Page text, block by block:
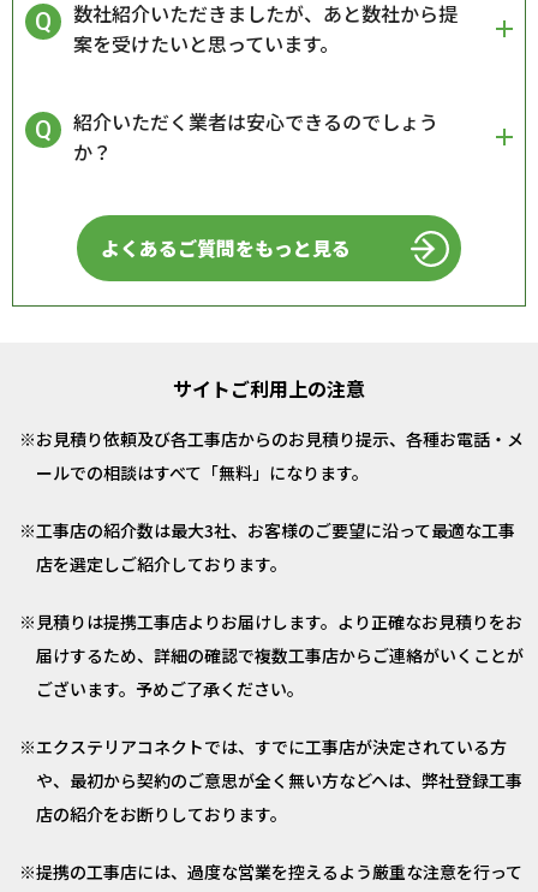
数社紹介いただきましたが、あと数社から提
案を受けたいと思っています。
紹介いただく業者は安心できるのでしょう
か？
よくあるご質問をもっと見る
サイトご利用上の注意
お見積り依頼及び各工事店からのお見積り提示、各種お電話・メ
ールでの相談はすべて「無料」になります。
工事店の紹介数は最大3社、お客様のご要望に沿って最適な工事
店を選定しご紹介しております。
見積りは提携工事店よりお届けします。より正確なお見積りをお
届けするため、詳細の確認で複数工事店からご連絡がいくことが
ございます。予めご了承ください。
エクステリアコネクトでは、すでに工事店が決定されている方
や、最初から契約のご意思が全く無い方などへは、弊社登録工事
店の紹介をお断りしております。
提携の工事店には、過度な営業を控えるよう厳重な注意を行って